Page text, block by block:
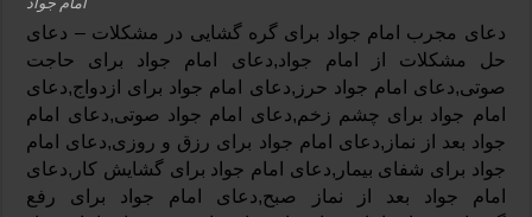
دعای مجرب امام جواد برای گره گشایی در مشکلات – دعای
حل مشکلات از امام جواد,دعای امام جواد برای حاجت
صوتی,دعای امام جواد حرز,دعای امام جواد برای ازدواج,دعای
امام جواد برای چشم زخم,دعای امام جواد صوتی,دعای امام
جواد بعد از نماز,دعای امام جواد برای رزق و روزی,دعای امام
جواد برای شفای بیمار,دعای امام جواد برای گشایش کار,دعای
امام جواد بعد از نماز صبح,دعای امام جواد برای رفع